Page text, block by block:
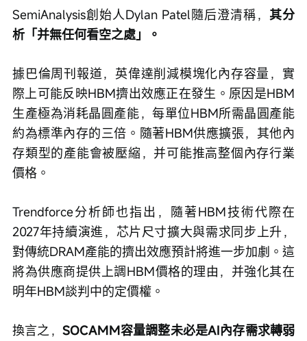
SemiAnalysis創始人Dylan Patel隨后澄清稱， 其分
析「并無任何看空之處」。
據巴倫周刊報道，英偉達削減模塊化內存容量，實
際上可能反映HBM擠出效應正在發生。原因是HBM
生產極為消耗晶圓產能，每單位HBM所需晶圓產能
約為標準內存的三倍。隨著HBM供應擴張，其他內
存類型的產能會被壓縮，并可能推高整個內存行業
價格。
Trendforce分析師也指出，隨著HBM技術代際在
2027年持續演進，芯片尺寸擴大與需求同步上升，
對傳統DRAM產能的擠出效應預計將進一步加劇。這
將為供應商提供上調HBM價格的理由，并強化其在
明年HBM談判中的定價權。
換言之， SOCAMM容量調整未必是AI內存需求轉弱